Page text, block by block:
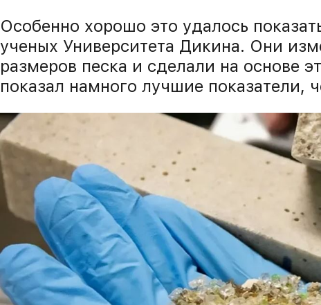
Особенно хорошо это удалось
ученых Университета Дикина. Они
размеров песка и сделали на основе
показал намного лучшие показатели,